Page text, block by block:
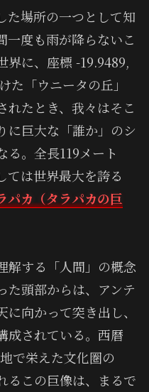
た場所の一つとして知
一度も雨が降らないこ
界に、座標 -19.9489,
た「ウニータの丘」
れたとき、我々はそこ
に巨大な「誰か」のシ
る。全長119メート
ては世界最大を誇る
パカ（タラパカの巨
解する「人間」の概念
た頭部からは、アンテ
向かって突き出し、
成されている。西暦
で栄えた文化圏の
るこの巨像は、まるで